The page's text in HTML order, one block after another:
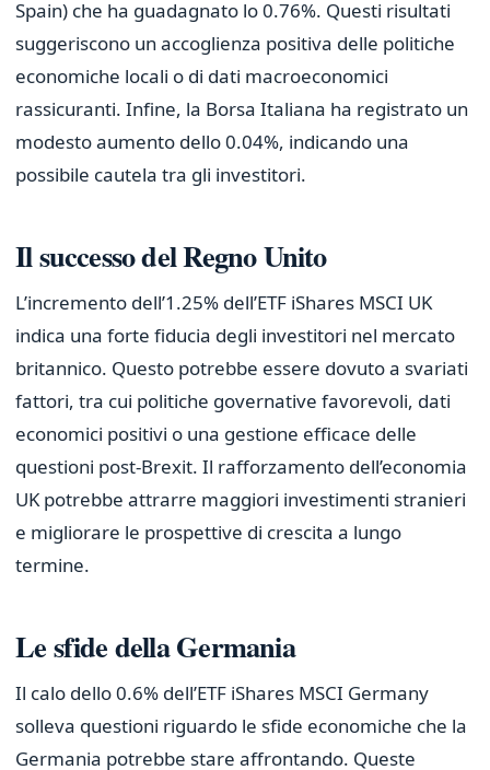
Spain) che ha guadagnato lo 0.76%. Questi risultati
suggeriscono un accoglienza positiva delle politiche
economiche locali o di dati macroeconomici
rassicuranti. Infine, la Borsa Italiana ha registrato un
modesto aumento dello 0.04%, indicando una
possibile cautela tra gli investitori.
Il successo del Regno Unito
L’incremento dell’1.25% dell’ETF iShares MSCI UK
indica una forte fiducia degli investitori nel mercato
britannico. Questo potrebbe essere dovuto a svariati
fattori, tra cui politiche governative favorevoli, dati
economici positivi o una gestione efficace delle
questioni post-Brexit. Il rafforzamento dell’economia
UK potrebbe attrarre maggiori investimenti stranieri
e migliorare le prospettive di crescita a lungo
termine.
Le sfide della Germania
Il calo dello 0.6% dell’ETF iShares MSCI Germany
solleva questioni riguardo le sfide economiche che la
Germania potrebbe stare affrontando. Queste